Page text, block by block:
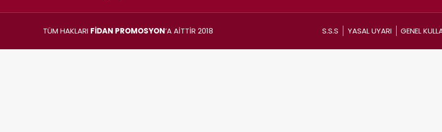
TÜM HAKLARI FİDAN PROMOSYON’A AİTTİR 2018 S.S.S YASAL UYARI GENEL